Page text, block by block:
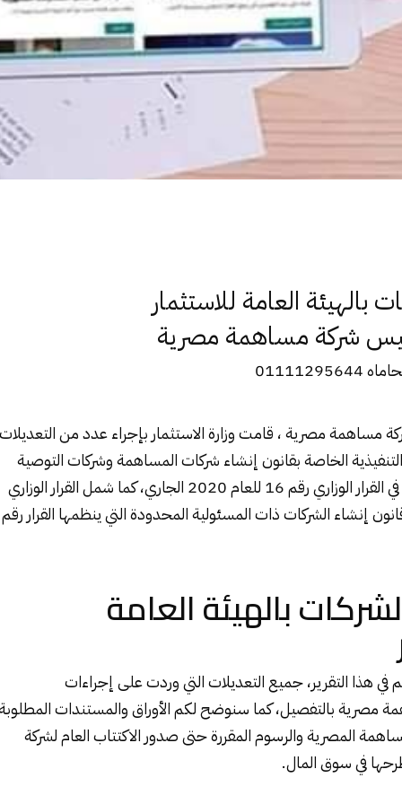
العامة للاستثمار
شركة مساهمة مصرية
مساهمة مصرية، قامت وزارة الاستثمار بإجراء عدد من التعديلات
الخاصة بقانون إنشاء شركات المساهمة وشركات التوصية
بالأسهم وتم إعلانها في القرار الوزاري رقم 16 للعام 2020 الجاري، كما شمل القرار الوزاري
إنشاء الشركات ذات المسئولية المحدودة التي ينظمها القرار رقم
بالهيئة العامة
هذا التقرير، جميع التعديلات التي وردت على إجراءات
مصريةبالتفصيل، كما سنوضح لكم الأوراق والمستندات
المصرية والرسوم المقررة حتى صدور الاكتتاب العام لشركة
في سوق المال.